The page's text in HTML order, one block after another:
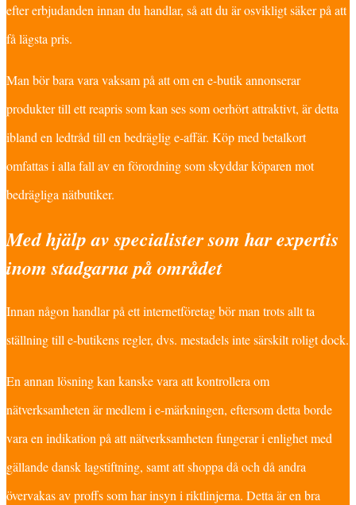
efter erbjudanden innan du handlar, så att du är osvikligt säker på att
få lägsta pris.
Man bör bara vara vaksam på att om en e-butik annonserar
produkter till ett reapris som kan ses som oerhört attraktivt, är detta
ibland en ledtråd till en bedräglig e-affär. Köp med betalkort
omfattas i alla fall av en förordning som skyddar köparen mot
bedrägliga nätbutiker.
Med hjälp av specialister som har expertis
inom stadgarna på området
Innan någon handlar på ett internetföretag bör man trots allt ta
ställning till e-butikens regler, dvs. mestadels inte särskilt roligt dock.
En annan lösning kan kanske vara att kontrollera om
nätverksamheten är medlem i e-märkningen, eftersom detta borde
vara en indikation på att nätverksamheten fungerar i enlighet med
gällande dansk lagstiftning, samt att shoppa då och då andra
övervakas av proffs som har insyn i riktlinjerna. Detta är en bra